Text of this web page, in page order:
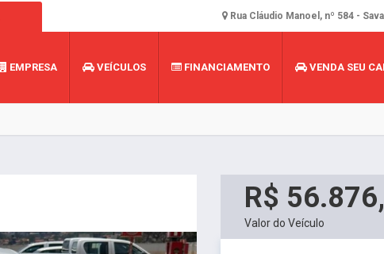
Rua Cláudio Manoel, nº 584 -
EMPRESA VEÍCULOS FINANCIAMENTO VENDA SEU
R$
Valor do Veículo